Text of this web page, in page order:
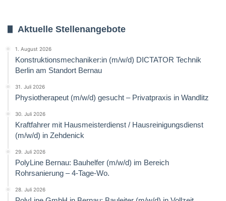
Aktuelle Stellenangebote
1. August 2026
Konstruktionsmechaniker:in (m/w/d) DICTATOR Technik
Berlin am Standort Bernau
31. Juli 2026
Physiotherapeut (m/w/d) gesucht – Privatpraxis in Wandlitz
30. Juli 2026
Kraftfahrer mit Hausmeisterdienst / Hausreinigungsdienst
(m/w/d) in Zehdenick
29. Juli 2026
PolyLine Bernau: Bauhelfer (m/w/d) im Bereich
Rohrsanierung – 4-Tage-Wo.
28. Juli 2026